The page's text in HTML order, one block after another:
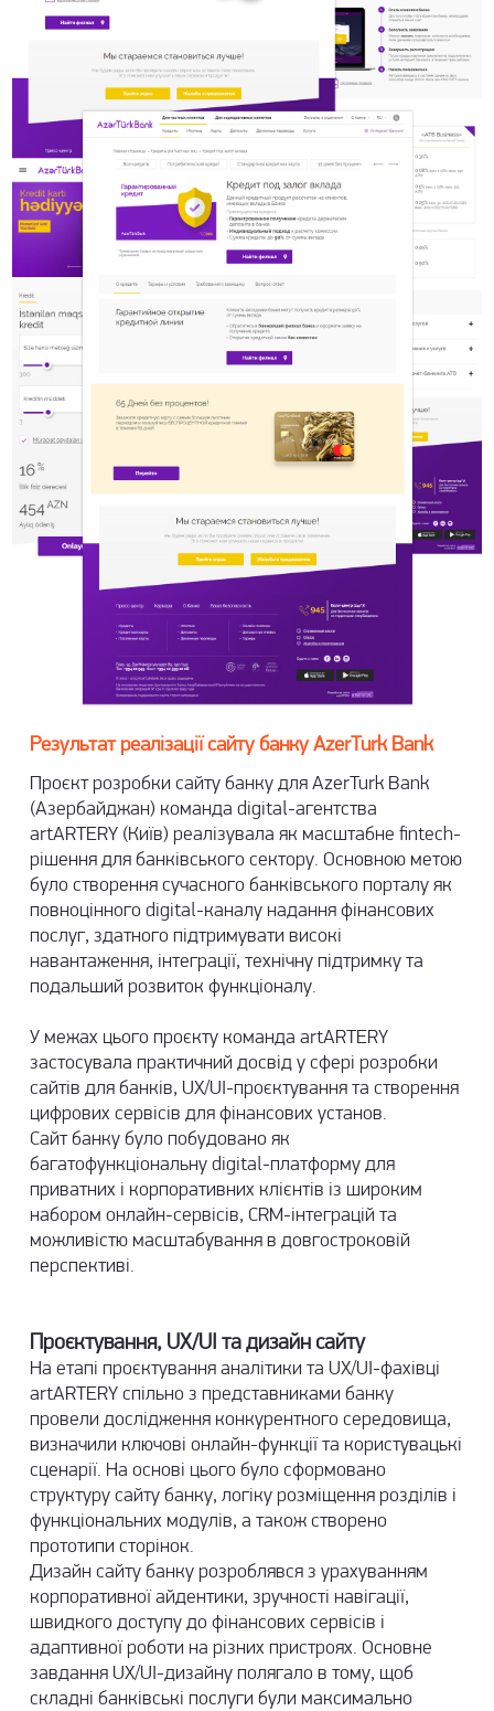
Результат реалізації сайту банку AzerTurk Bank
Проєкт розробки сайтубанку для AzerTurk Bank
(Азербайджан) команда digital-агентства
artARTERY (Київ) реалізувала як масштабне fintech-
рішення для банківського сектору. Основною метою
було створення сучасного банківського порталу як
повноцінного digital-каналу надання фінансових
послуг, здатного підтримувати високі
навантаження, інтеграції, технічну підтримку та
подальший розвиток функціоналу.
У межах цього проєкту команда artARTERY
застосувала практичний досвід у сфері розробки
сайтів для банків, UX/UI-проєктування та створення
цифрових сервісів для фінансових установ.
Сайт банку було побудовано як
багатофункціональну digital-платформу для
приватних і корпоративних клієнтів із широким
набором онлайн-сервісів, CRM-інтеграцій та
можливістю масштабування в довгостроковій
перспективі.
Проєктування, UX/UI та дизайн сайту
На етапі проєктування аналітики та UX/UI-фахівці
artARTERY спільно з представниками банку
провели дослідження конкурентного середовища,
визначили ключові онлайн-функції та користувацькі
сценарії. На основі цього було сформовано
структуру сайту банку, логіку розміщення розділів і
функціональних модулів, а також створено
прототипи сторінок.
Дизайн сайту банку розроблявся з урахуванням
корпоративної айдентики, зручності навігації,
швидкого доступу до фінансових сервісів і
адаптивної роботи на різних пристроях. Основне
завдання UX/UI-дизайнуполягало в тому, щоб
складні банківські послуги були максимально